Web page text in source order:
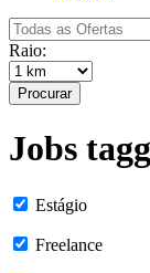
Raio:
Procurar
Jobs
Estágio
Freelance